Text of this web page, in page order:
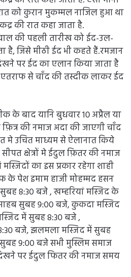
को कुरान मुकम्मल नाजिल हुआ था
की रात कहा जाता है.
की पहली तारीख को ईद-उल-
है, जिसे मीठी ईद भी कहते हैं.रमजान
पर ईद का एलान किया जाता है
से चाँद की तस्दीक लाकर ईद
के बाद यानि बुधवार 10 अप्रैल या
की नमाज अदा की जाएगी चाँद
मे उचित माध्यम से ऐलानात किये
क्षेत्रों मे ईदुल फ़ितर की नमाज
का इस प्रकार रहेगा शाही
के पेश इमाम हाजी मोहम्मद हसन
8:30 बजे , खम्हरियां मस्जिद के
सुबह 9:00 बजे, कुकदा मस्जिद
में सुबह 8:30 बजे ,
बजे, झलमला मस्जिद में सुबह
9:00 बजे सभी मुस्लिम समाज
पर ईदुल फितर की नमाज समय